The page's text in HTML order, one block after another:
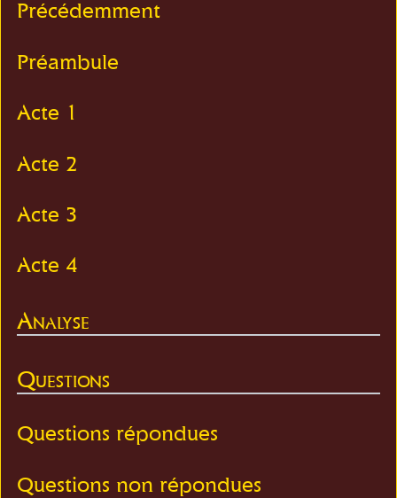
Précédemment
Préambule
Acte 1
Acte 2
Acte 3
Acte 4
Analyse
Questions
Questions répondues
Questions non répondues